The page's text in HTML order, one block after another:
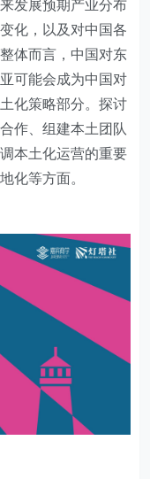
发展预期产业分布
化，以及对中国各
体而言，中国对东
可能会成为中国对
化策略部分。探讨
作、组建本土团队
本土化运营的重要
化等方面。